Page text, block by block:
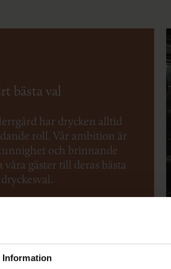
Information
bästa val
har drycken alltid
roll. Vår ambition är
och brinnande
våra gäster till deras bästa
dryckesval.